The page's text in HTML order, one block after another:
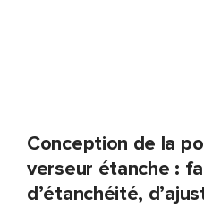
Conception de la
verseur étanche :
d’étanchéité,